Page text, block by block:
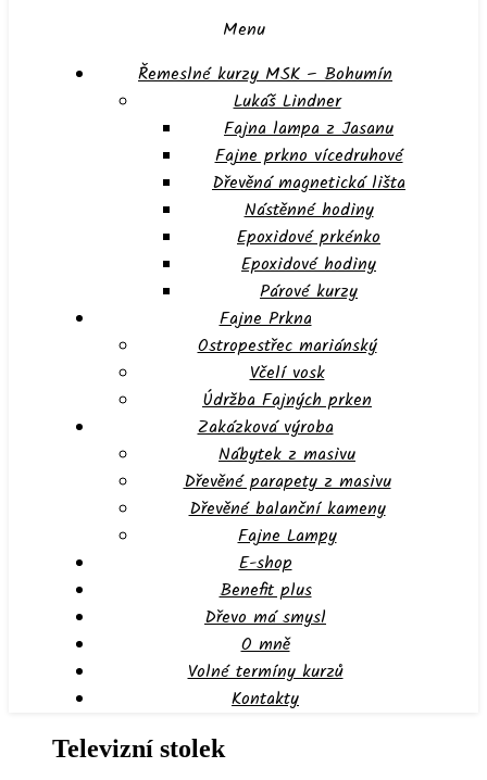
Menu
Řemeslné kurzy MSK – Bohumín
Lukáš Lindner
Fajna lampa z Jasanu
Fajne prkno vícedruhové
Dřevěná magnetická lišta
Nástěnné hodiny
Epoxidové prkénko
Epoxidové hodiny
Párové kurzy
Fajne Prkna
Ostropestřec mariánský
Včelí vosk
Údržba Fajných prken
Zakázková výroba
Nábytek z masivu
Dřevěné parapety z masivu
Dřevěné balanční kameny
Fajne Lampy
E-shop
Benefit plus
Dřevo má smysl
O mně
Volné termíny kurzů
Kontakty
Televizní stolek